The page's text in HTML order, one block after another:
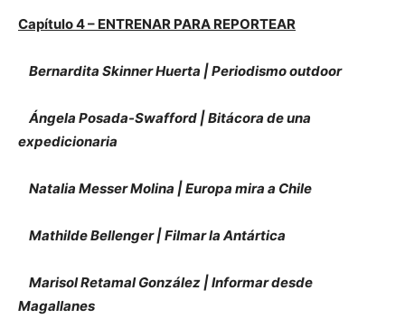
Capítulo 4 – ENTRENAR PARA REPORTEAR
Bernardita Skinner Huerta | Periodismo outdoor
Ángela Posada-Swafford | Bitácora de una
expedicionaria
Natalia Messer Molina | Europa mira a Chile
Mathilde Bellenger | Filmar la Antártica
Marisol Retamal González | Informar desde
Magallanes